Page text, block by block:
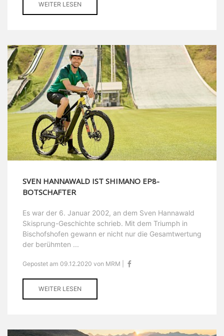
WEITER LESEN
SVEN HANNAWALD IST SHIMANO EP8-
BOTSCHAFTER
Es war der 6. Januar 2002, an dem Sven Hannawald
Skisprung-Geschichte schrieb. Mit dem Triumph in
Bischofshofen gewann er nicht nur die Gesamtwertung
der berühmten ...
Gepostet am 09.12.2020 von MRM |
WEITER LESEN